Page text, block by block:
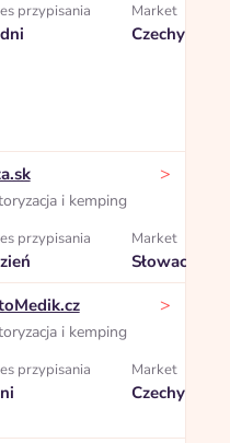
przypisania Market
Czechy
i kemping
>
przypisania Market
Słowacja
i kemping
>
przypisania Market
Czechy